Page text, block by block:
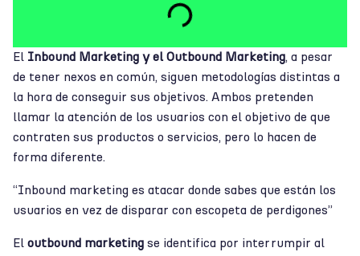
El Inbound Marketing y el Outbound Marketing, a pesar
de tener nexos en común, siguen metodologías distintas a
la hora de conseguir sus objetivos. Ambos pretenden
llamar la atención de los usuarios con el objetivo de que
contraten sus productos o servicios, pero lo hacen de
forma diferente.
“Inbound marketing es atacar donde sabes que están los
usuarios en vez de disparar con escopeta de perdigones”
El outbound marketing se identifica por interrumpir al